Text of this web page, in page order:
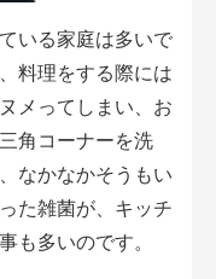
いる家庭は多いで
料理をする際には
メってしまい、お
角コーナーを洗
なかなかそうもい
た雑菌が、キッチ
も多いのです。